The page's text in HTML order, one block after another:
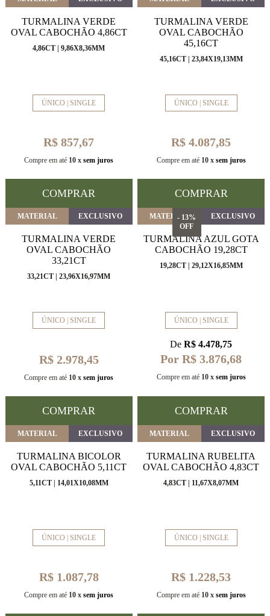
TURMALINA VERDE
OVAL CABOCHÃO 4,86CT
4,86CT | 9,86X8,36MM
ÚNICO | SINGLE
R$ 857,67
Compre em até 10 x sem juros
COMPRAR
TURMALINA VERDE
OVAL CABOCHÃO
45,16CT
45,16CT | 23,84X19,13MM
ÚNICO | SINGLE
R$ 4.087,85
Compre em até 10 x sem juros
COMPRAR
MATERIAL EXCLUSIVO
TURMALINA VERDE
OVAL CABOCHÃO
33,21CT
33,21CT | 23,96X16,97MM
ÚNICO | SINGLE
R$ 2.978,45
Compre em até 10 x sem juros
COMPRAR
- 13%
OFF
MATERIAL EXCLUSIVO
TURMALINA AZUL GOTA
CABOCHÃO 19,28CT
19,28CT | 29,12X16,85MM
ÚNICO | SINGLE
DeR$ 4.478,75
Por R$ 3.876,68
Compre em até 10 x sem juros
COMPRAR
MATERIAL EXCLUSIVO
TURMALINA BICOLOR
OVAL CABOCHÃO 5,11CT
5,11CT | 14,01X10,08MM
ÚNICO | SINGLE
R$ 1.087,78
Compre em até 10 x sem juros
MATERIAL EXCLUSIVO
TURMALINA RUBELITA
OVAL CABOCHÃO 4,83CT
4,83CT | 11,67X8,07MM
ÚNICO | SINGLE
R$ 1.228,53
Compre em até 10 x sem juros